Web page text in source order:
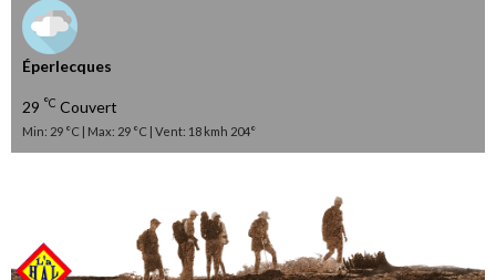
Éperlecques
29 °C Couvert
Min: 29 °C | Max: 29 °C | Vent: 18 kmh 204°